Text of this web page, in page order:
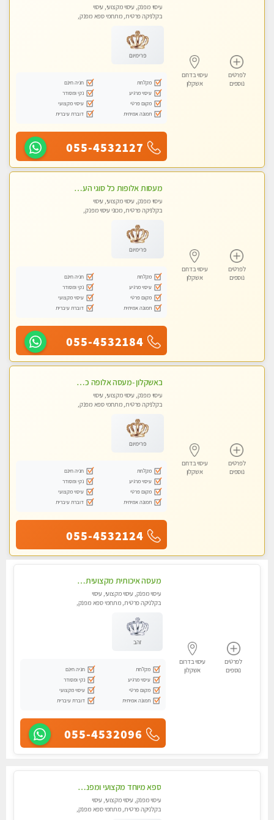
לפרטים
נוספים
עיסוי בדרום
אשקלון
עיסוי מפנק, עיסוי מקצועי, עיסוי
בקלניקה פרטית, מתחמי ספא מפנק,
פרימיום
מקלחת
חניה חינם
עיסוי מרגיע
נקי ומסודר
מקום פרטי
עיסוי מקצועי
תמונה אמיתית
דוברת עיברית
055-4532127
לפרטים
נוספים
עיסוי בדרום
אשקלון
מעסות אלופות כל סוגי העיסויים מקצועיות ואיכותיות פרטי!!
עיסוי מפנק, עיסוי מקצועי, עיסוי
בקלניקה פרטית, מכוני עיסוי מפנק,
פרימיום
מקלחת
חניה חינם
עיסוי מרגיע
נקי ומסודר
מקום פרטי
עיסוי מקצועי
תמונה אמיתית
דוברת עיברית
055-4532184
לפרטים
נוספים
עיסוי בדרום
אשקלון
באשקלון -מעסה אלופה כל סוגי העיסויים מעסה מקצועית ואיכותית פרטי!!
עיסוי מפנק, עיסוי מקצועי, עיסוי
בקלניקה פרטית, מתחמי ספא מפנק,
פרימיום
מקלחת
חניה חינם
עיסוי מרגיע
נקי ומסודר
מקום פרטי
עיסוי מקצועי
תמונה אמיתית
דוברת עיברית
055-4532124
לפרטים
נוספים
עיסוי בדרום
אשקלון
מעסה איכותית מקצועית באשדוד .פרטי .מומלץ !!!!
עיסוי מפנק, עיסוי מקצועי, עיסוי
בקלניקה פרטית, מתחמי ספא מפנק,
זהב
מקלחת
חניה חינם
עיסוי מרגיע
נקי ומסודר
מקום פרטי
עיסוי מקצועי
תמונה אמיתית
דוברת עיברית
055-4532096
ספא מיוחד מקצועי ומפנק באשקלון מעסה ...מקצועית ואיכותית -מומלץ מאוד...
עיסוי מפנק, עיסוי מקצועי, עיסוי
בקלניקה פרטית, מתחמי ספא מפנק,